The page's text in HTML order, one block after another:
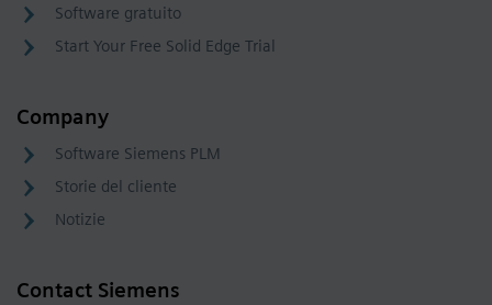
Software gratuito
Start Your Free Solid Edge Trial
Company
Software Siemens PLM
Storie del cliente
Notizie
Contact Siemens